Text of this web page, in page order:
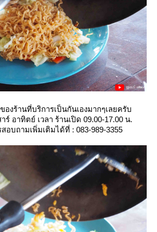
งร้านที่บริการเป็นกันเองมากๆเลยครับ
ร์ อาทิตย์ เวลา ร้านเปิด 09.00-17.00 น.
อบถามเพิ่มเติมได้ที่ : 083-989-3355